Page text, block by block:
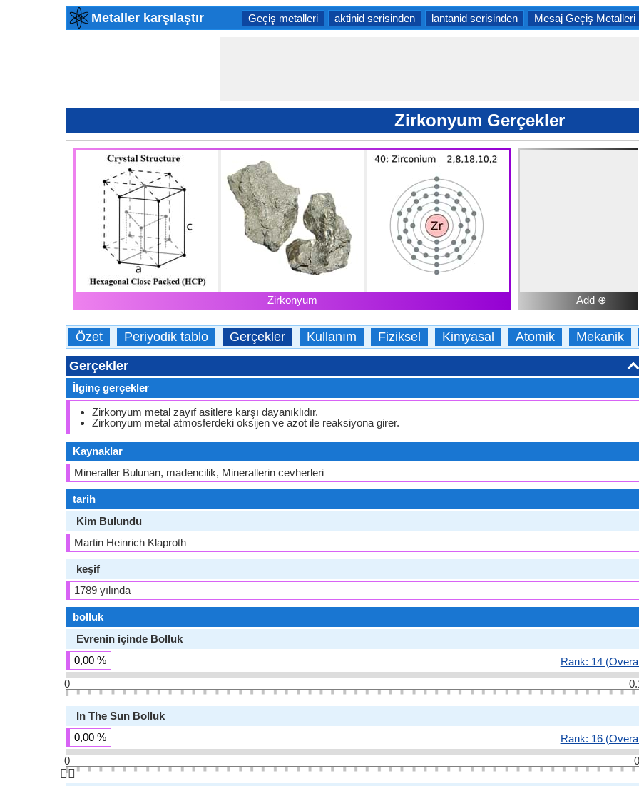
Metaller karşılaştır Geçiş metalleri aktinid serisinden lantanid serisinden Mesaj Geçiş Metalleri
Zirkonyum Gerçekler
Zirkonyum Add ⊕
Özet Periyodik tablo Gerçekler Kullanım Fiziksel Kimyasal Atomik Mekanik
Gerçekler
İlginç gerçekler
Zirkonyum metal zayıf asitlere karşı dayanıklıdır.
Zirkonyum metal atmosferdeki oksijen ve azot ile reaksiyona girer.
Kaynaklar
Mineraller Bulunan, madencilik, Minerallerin cevherleri
tarih
Kim Bulundu
Martin Heinrich Klaproth
keşif
1789 yılında
bolluk
Evrenin içinde Bolluk
0,00 %
Rank: 14
0
In The Sun Bolluk
0,00 %
Rank: 16
0
👆🏻